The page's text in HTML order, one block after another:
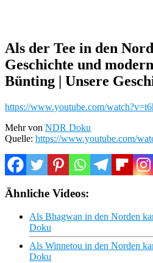
Als der Tee in den
Geschichte und
Bünting | Unsere
https://www.youtube.com/
Mehr von NDR Doku
Quelle: https://www.youtube.com/
Ähnliche Videos:
Als Bhagwan in den Norden
Doku
Als Winnetou in den Norden
Doku